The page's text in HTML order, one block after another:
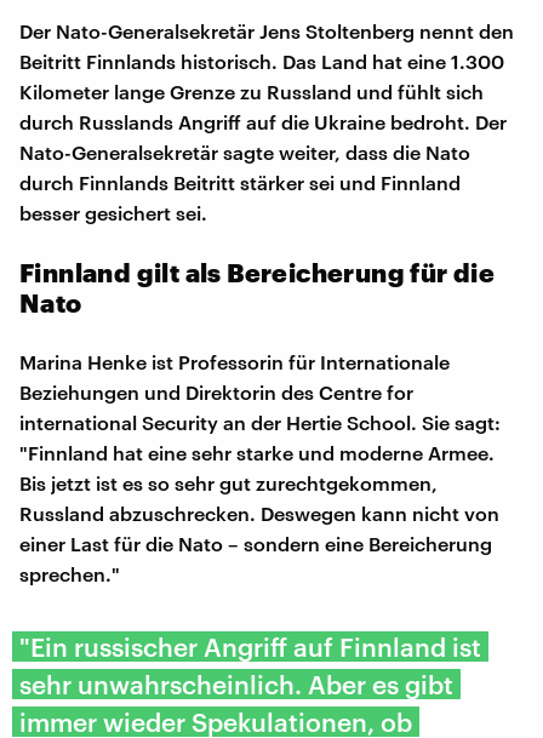
Der Nato-Generalsekretär Jens Stoltenberg nennt den
Beitritt Finnlands historisch. Das Land hat eine 1.300
Kilometer lange Grenze zu Russland und fühlt sich
durch Russlands Angriff auf die Ukraine bedroht. Der
Nato-Generalsekretär sagte weiter, dass die Nato
durch Finnlands Beitritt stärker sei und Finnland
besser gesichert sei.
Finnland gilt als Bereicherung für die
Nato
Marina Henke ist Professorin für Internationale
Beziehungen und Direktorin des Centre for
international Security an der Hertie School. Sie sagt:
"Finnland hat eine sehr starke und moderne Armee.
Bis jetzt ist es so sehr gut zurechtgekommen,
Russland abzuschrecken. Deswegen kann nicht von
einer Last für die Nato – sondern eine Bereicherung
sprechen."
"Ein russischer Angriff auf Finnland ist
sehr unwahrscheinlich. Aber es gibt
immer wieder Spekulationen, ob